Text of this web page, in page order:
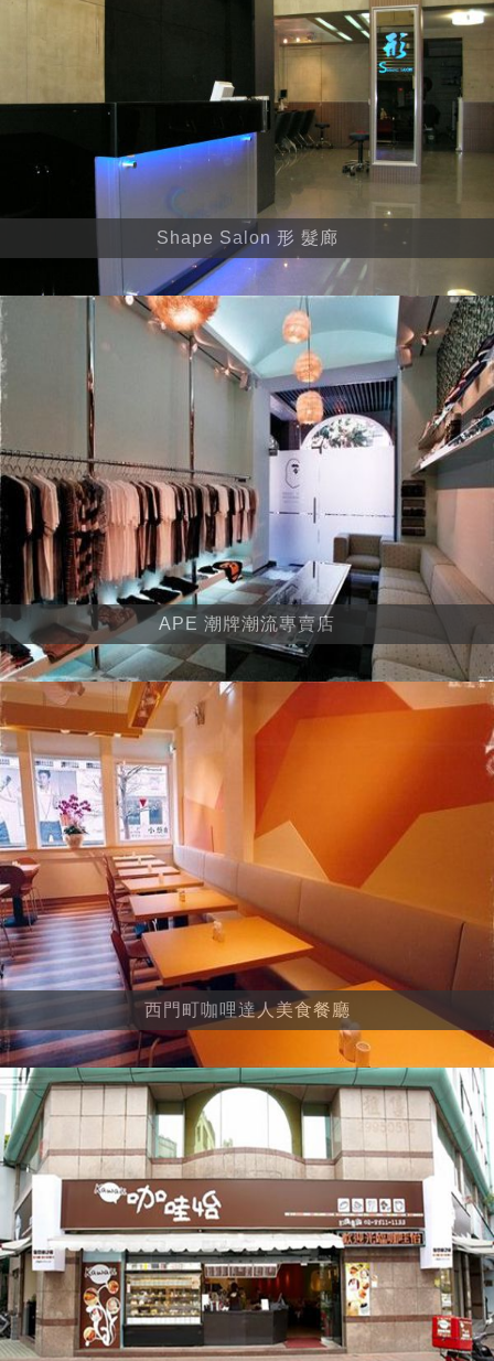
Shape Salon 形 髮廊
APE 潮牌潮流專賣店
西門町咖哩達人美食餐廳